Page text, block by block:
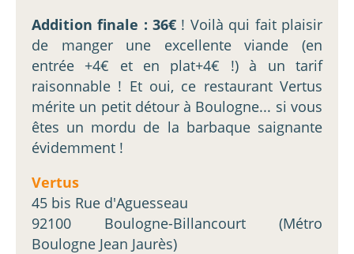
Addition finale : 36€ ! Voilà qui fait plaisir
de manger une excellente viande (en
entrée +4€ et en plat+4€ !) à un tarif
raisonnable ! Et oui, ce restaurant Vertus
mérite un petit détour à Boulogne... si vous
êtes un mordu de la barbaque saignante
évidemment !
Vertus
45 bis Rue d'Aguesseau
92100 Boulogne-Billancourt (Métro
Boulogne Jean Jaurès)